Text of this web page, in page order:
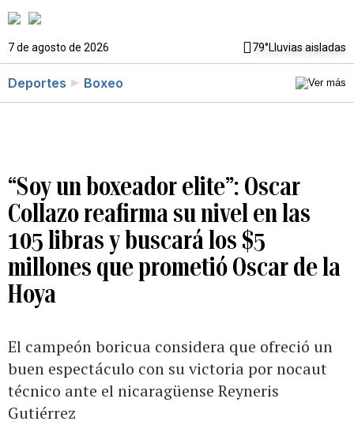
7 de agosto de 2026 79°Lluvias aisladas
Deportes Boxeo
“Soy un boxeador elite”: Oscar
Collazo reafirma su nivel en las
105 libras y buscará los $5
millones que prometió Oscar de la
Hoya
El campeón boricua considera que ofreció un
buen espectáculo con su victoria por nocaut
técnico ante el nicaragüense Reyneris
Gutiérrez